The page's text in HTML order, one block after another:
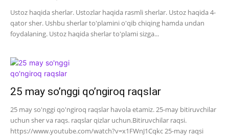
Ustoz haqida sherlar. Ustozlar haqida rasmli sherlar. Ustoz haqida 4-
qator sher. Ushbu sherlar to'plamini o'qib chiqing hamda undan
foydalaning. Ustoz haqida sherlar to'plami sizga...
25 may so’nggi qo’ngiroq raqslar
25 may so'nggi qo'ngiroq raqslar havola etamiz. 25-may bitiruvchilar
uchun sher va raqs. raqslar qizlar uchun.Bitiruvchilar raqsi.
https://www.youtube.com/watch?v=x1FWnJ1Cqkc 25-may raqsi